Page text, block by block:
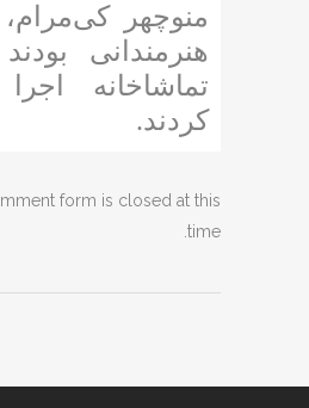
منوچهر کی‌مرام،
هنرمندانی
تماشاخانه
کردند.
form is closed at this
time.